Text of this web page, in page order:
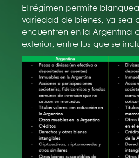
El régimen permite
variedad de bienes, ya sea
encuentren en la Argentina
exterior, entre los que se